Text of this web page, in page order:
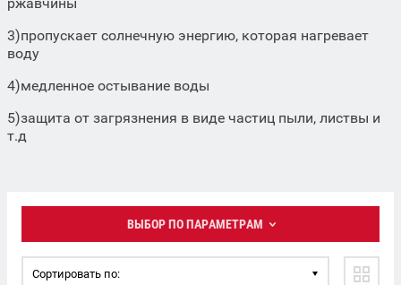
3)пропускает солнечную энергию, которая нагревает
воду
4)медленное остывание воды
5)защита от загрязнения в виде частиц пыли, листвы и
т.д
Сортировать по:
ВЫБОР ПО ПАРАМЕТРАМ